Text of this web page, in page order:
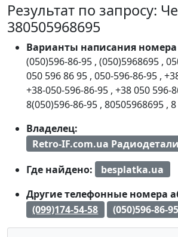
Результат по запросу:
380505968695
Варианты написания номера
(050)596-86-95 , (050)5968695 ,
050 596 86 95 , 050-596-86-95 ,
+38-050-596-86-95 , +38 050 596-
8(050)596-86-95 , 80505968695 ,
Владелец:
Retro-IF.com.ua
Где найдено:
besplatka.ua
Другие телефонные номера
(099)174-54-58
(050)596-86-95